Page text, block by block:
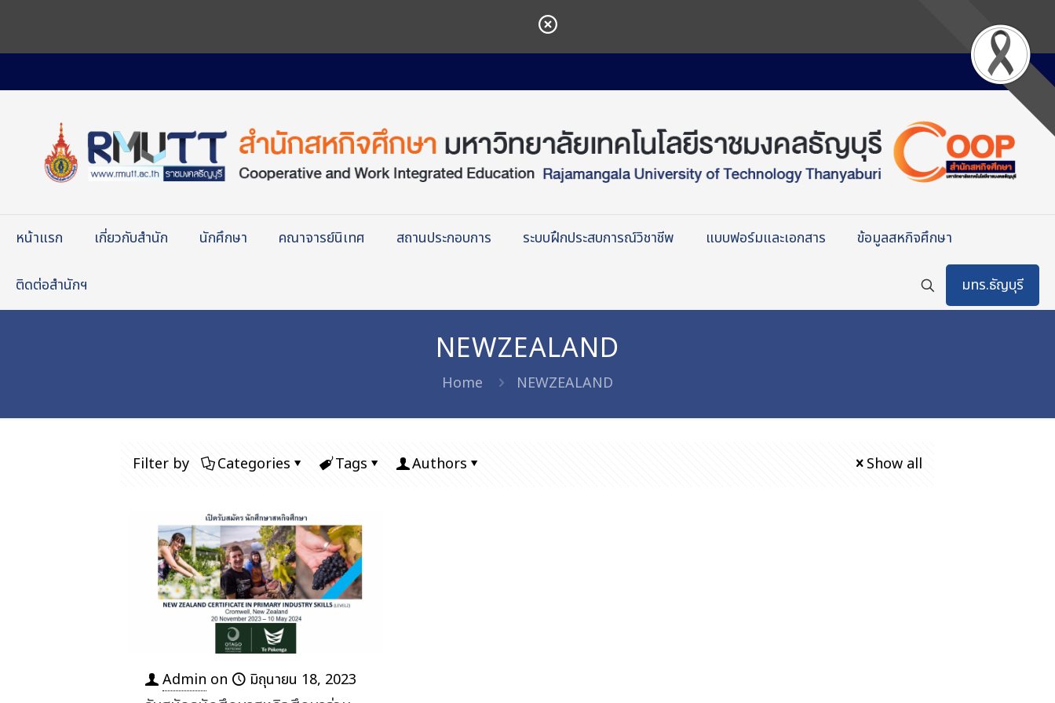
หน้าแรก เกี่ยวกับสำนัก นักศึกษา คณาจารย์นิเทศ สถานประกอบการ ระบบฝึกประสบการณ์วิชาชีพ แบบฟอร์มและเอกสาร ข้อมูลสหกิจศึกษา
ติดต่อสำนักฯ มทร.ธัญบุรี
NEWZEALAND
Home NEWZEALAND
Filter by Categories Tags Authors Show all
Admin on มิถุนายน 18, 2023